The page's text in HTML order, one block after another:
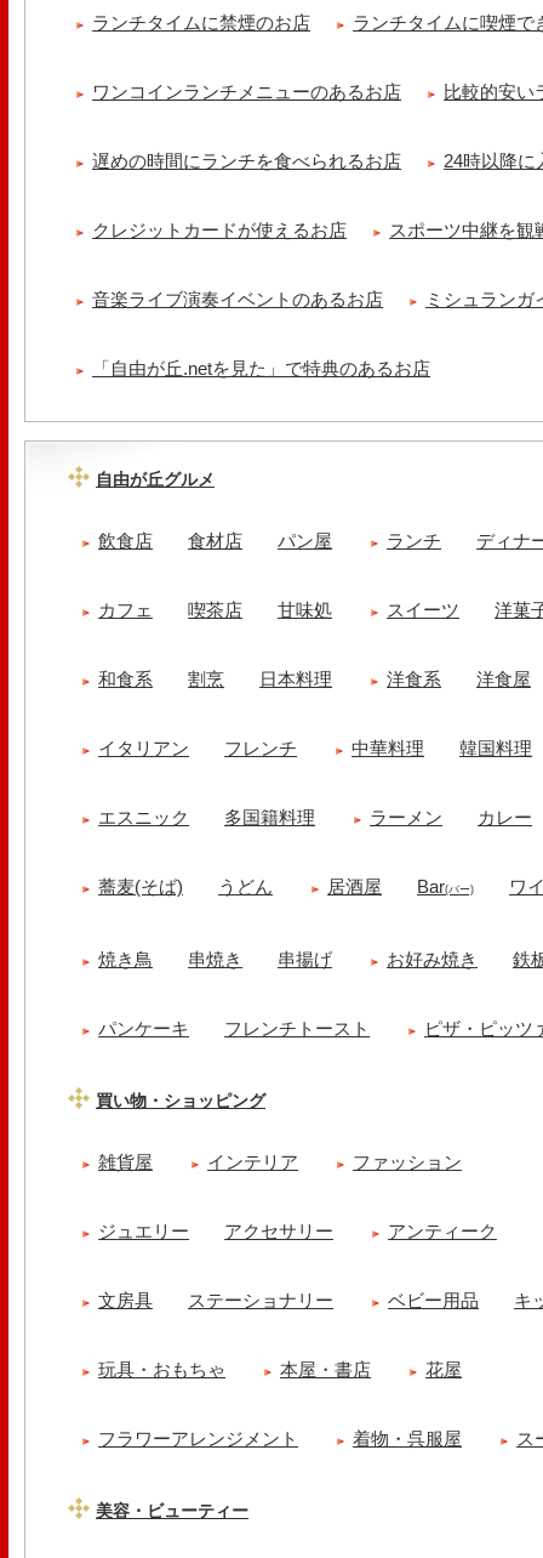
ランチタイムに禁煙のお店 ランチタイムに喫煙で
ワンコインランチメニューのあるお店 比較的安い
遅めの時間にランチを食べられるお店 24時以降に
クレジットカードが使えるお店 スポーツ中継を観
音楽ライブ演奏イベントのあるお店 ミシュランガ
「自由が丘.netを見た」で特典のあるお店
自由が丘グルメ
飲食店 食材店 パン屋 ランチ ディナ
カフェ 喫茶店 甘味処 スイーツ 洋菓
和食系 割烹 日本料理 洋食系 洋食屋
イタリアン フレンチ 中華料理 韓国料理
エスニック 多国籍料理 ラーメン カレー
蕎麦(そば) うどん 居酒屋 Bar(バー) ワ
焼き鳥 串焼き 串揚げ お好み焼き 鉄
パンケーキ フレンチトースト ピザ・ピッツ
買い物・ショッピング
雑貨屋 インテリア ファッション
ジュエリー アクセサリー アンティーク
文房具 ステーショナリー ベビー用品 キ
玩具・おもちゃ 本屋・書店 花屋
フラワーアレンジメント 着物・呉服屋 ス
美容・ビューティー